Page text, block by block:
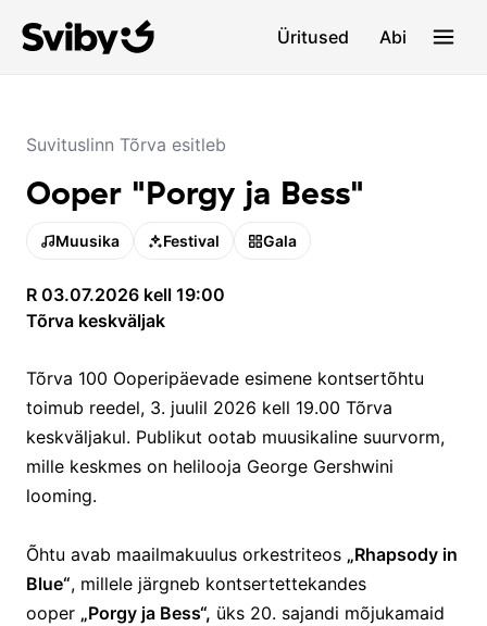
Üritused Abi
Suvituslinn Tõrva esitleb
Ooper "Porgy ja Bess"
Muusika Festival Gala
R 03.07.2026 kell 19:00
Tõrva keskväljak
Tõrva 100 Ooperipäevade esimene kontsertõhtu
toimub reedel, 3. juulil 2026 kell 19.00 Tõrva
keskväljakul. Publikut ootab muusikaline suurvorm,
mille keskmes on helilooja George Gershwini
looming.
Õhtu avab maailmakuulus orkestriteos „Rhapsody in
Blue“, millele järgneb kontsertettekandes
ooper „Porgy ja Bess“, üks 20. sajandi mõjukamaid